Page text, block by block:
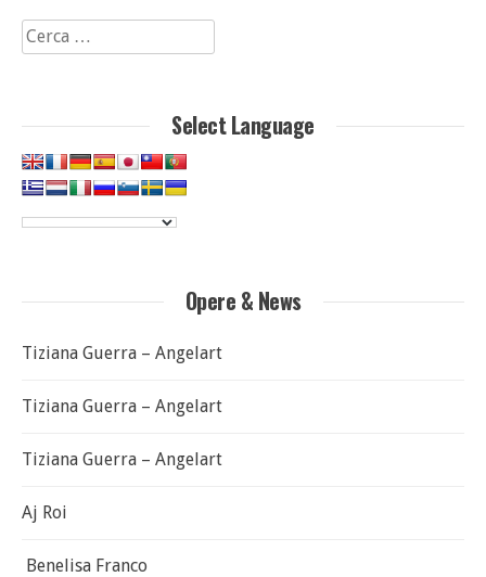
Ricerca
per:
Select Language
Opere & News
Tiziana Guerra – Angelart
Tiziana Guerra – Angelart
Tiziana Guerra – Angelart
Aj Roi
Benelisa Franco